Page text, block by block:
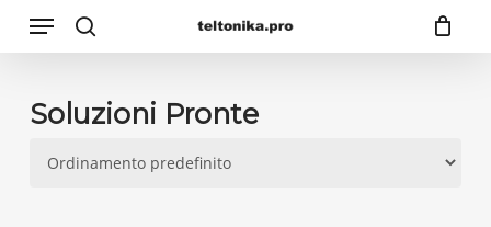
Skip
to
content
search
Menu
Soluzioni Pronte